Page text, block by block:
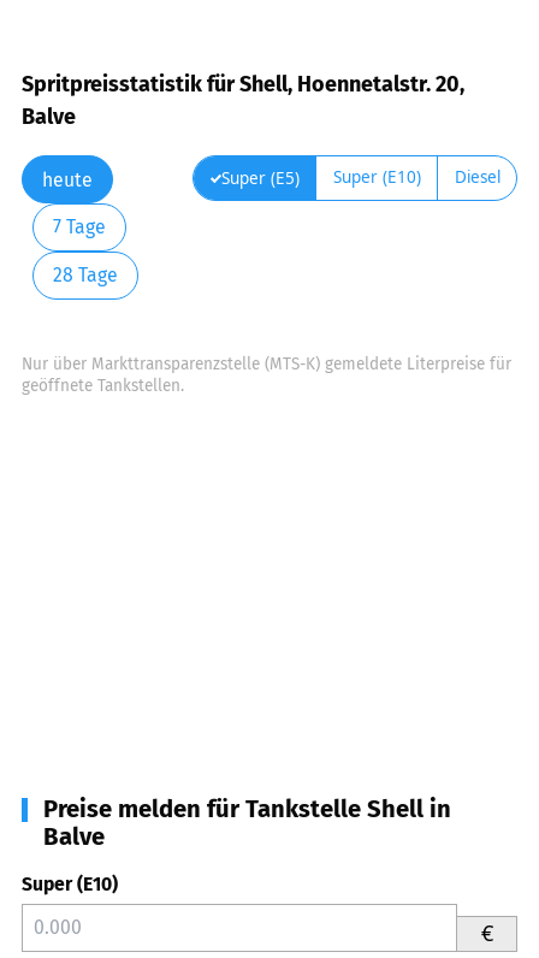
Spritpreisstatistik für Shell, Hoennetalstr. 20,
Balve
heute
7 Tage
28 Tage
Super (E5) Super (E10) Diesel
Nur über Markttransparenzstelle (MTS-K) gemeldete Literpreise für
geöffnete Tankstellen.
Preise melden für Tankstelle Shell in
Balve
Super (E10)
€